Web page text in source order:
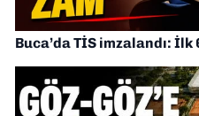
Buca’da TİS imzalandı: